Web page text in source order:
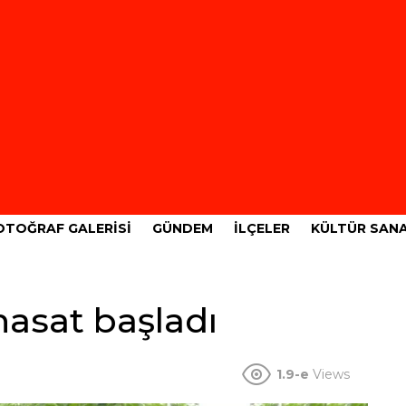
GALERISI GÜNDEM İLÇELER KÜLTÜR
başladı
1.9-e Views